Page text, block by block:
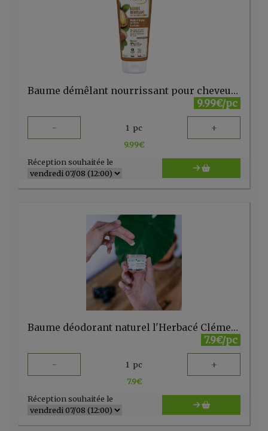
Baume démêlant nourrissant pour cheveux secs et abîmés à l'huile d'Argan 200 ml Douce Nature
9.99€/pc
- 1 pc +
9.99€
Réception souhaitée le
Baume déodorant naturel l'Herbacé Clémence & Vivien
7.9€/pc
- 1 pc +
7.9€
Réception souhaitée le